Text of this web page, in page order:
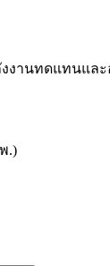
านทดแทนแล
.)